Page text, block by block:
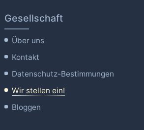
Gesellschaft
Über uns
Kontakt
Datenschutz-Bestimmungen
Wir stellen ein!
Bloggen